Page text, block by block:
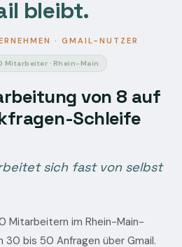
bleibt.
· GMAIL-NUTZER
Mitarbeiter · Rhein-Main
von 8 auf
Schleife
sich fast von selbst
Mitarbeitern im Rhein-Main-
bis 50 Anfragen über Gmail.